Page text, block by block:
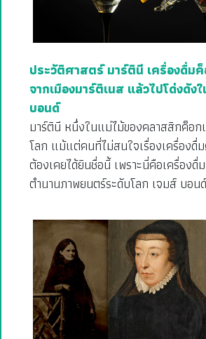
ประวัติศาสตร์ มาร์ตินี เครื่องดื่ม
จากเมืองมาร์ติเนส แล้วไปโด่งดัง
บอนด์
มาร์ตินี หนึ่งในแม่ไม้ของคลาสสิกค็อก
โลก แม้แต่คนที่ไม่สนใจเรื่องเครื่องดื่
ต้องเคยได้ยินชื่อนี้ เพราะนี่คือเครื่อง
ตำนานภาพยนตร์ระดับโลก เจมส์ บอนด์